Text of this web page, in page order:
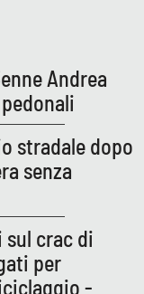
Andrea
stradale dopo
senza
sul crac di
per
-